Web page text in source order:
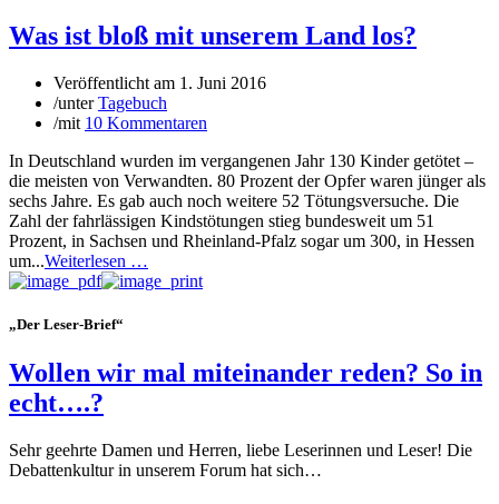
Was ist bloß mit unserem Land los?
Veröffentlicht am 1. Juni 2016
/unterTagebuch
/mit 10 Kommentaren
In Deutschland wurden im vergangenen Jahr 130 Kinder getötet –
die meisten von Verwandten. 80 Prozent der Opfer waren jünger als
sechs Jahre. Es gab auch noch weitere 52 Tötungsversuche. Die
Zahl der fahrlässigen Kindstötungen stieg bundesweit um 51
Prozent, in Sachsen und Rheinland-Pfalz sogar um 300, in Hessen
um...Weiterlesen …
„Der Leser-Brief“
Wollen wir mal miteinander reden? So in
echt….?
Sehr geehrte Damen und Herren, liebe Leserinnen und Leser! Die
Debattenkultur in unserem Forum hat sich…